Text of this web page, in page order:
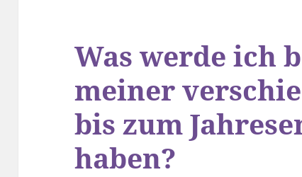
Was werde ich
meiner
bis zum
haben?